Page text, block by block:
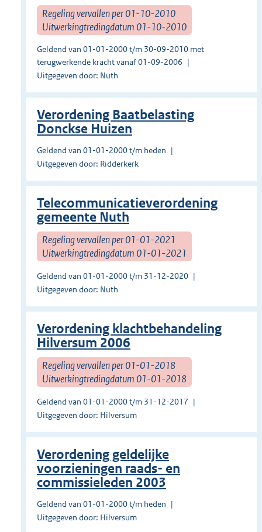
Regeling vervallen per 01-10-2010
Uitwerkingtredingdatum 01-10-2010
Geldend van 01-01-2000 t/m 30-09-2010 met
terugwerkende kracht vanaf 01-09-2006
Uitgegeven door: Nuth
Verordening Baatbelasting
Donckse Huizen
Geldend van 01-01-2000 t/m heden
Uitgegeven door: Ridderkerk
Telecommunicatieverordening
gemeente Nuth
Regeling vervallen per 01-01-2021
Uitwerkingtredingdatum 01-01-2021
Geldend van 01-01-2000 t/m 31-12-2020
Uitgegeven door: Nuth
Verordening klachtbehandeling
Hilversum 2006
Regeling vervallen per 01-01-2018
Uitwerkingtredingdatum 01-01-2018
Geldend van 01-01-2000 t/m 31-12-2017
Uitgegeven door: Hilversum
Verordening geldelijke
voorzieningen raads- en
commissieleden 2003
Geldend van 01-01-2000 t/m heden
Uitgegeven door: Hilversum